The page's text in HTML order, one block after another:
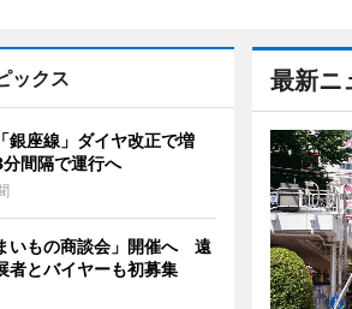
最新ニ
ックス
銀座線」ダイヤ改正で増
間隔で運行へ
いもの商談会」開催へ 遠
者とバイヤーも初募集